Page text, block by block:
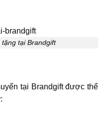
tại Brandgift
tại Brandgift được thể